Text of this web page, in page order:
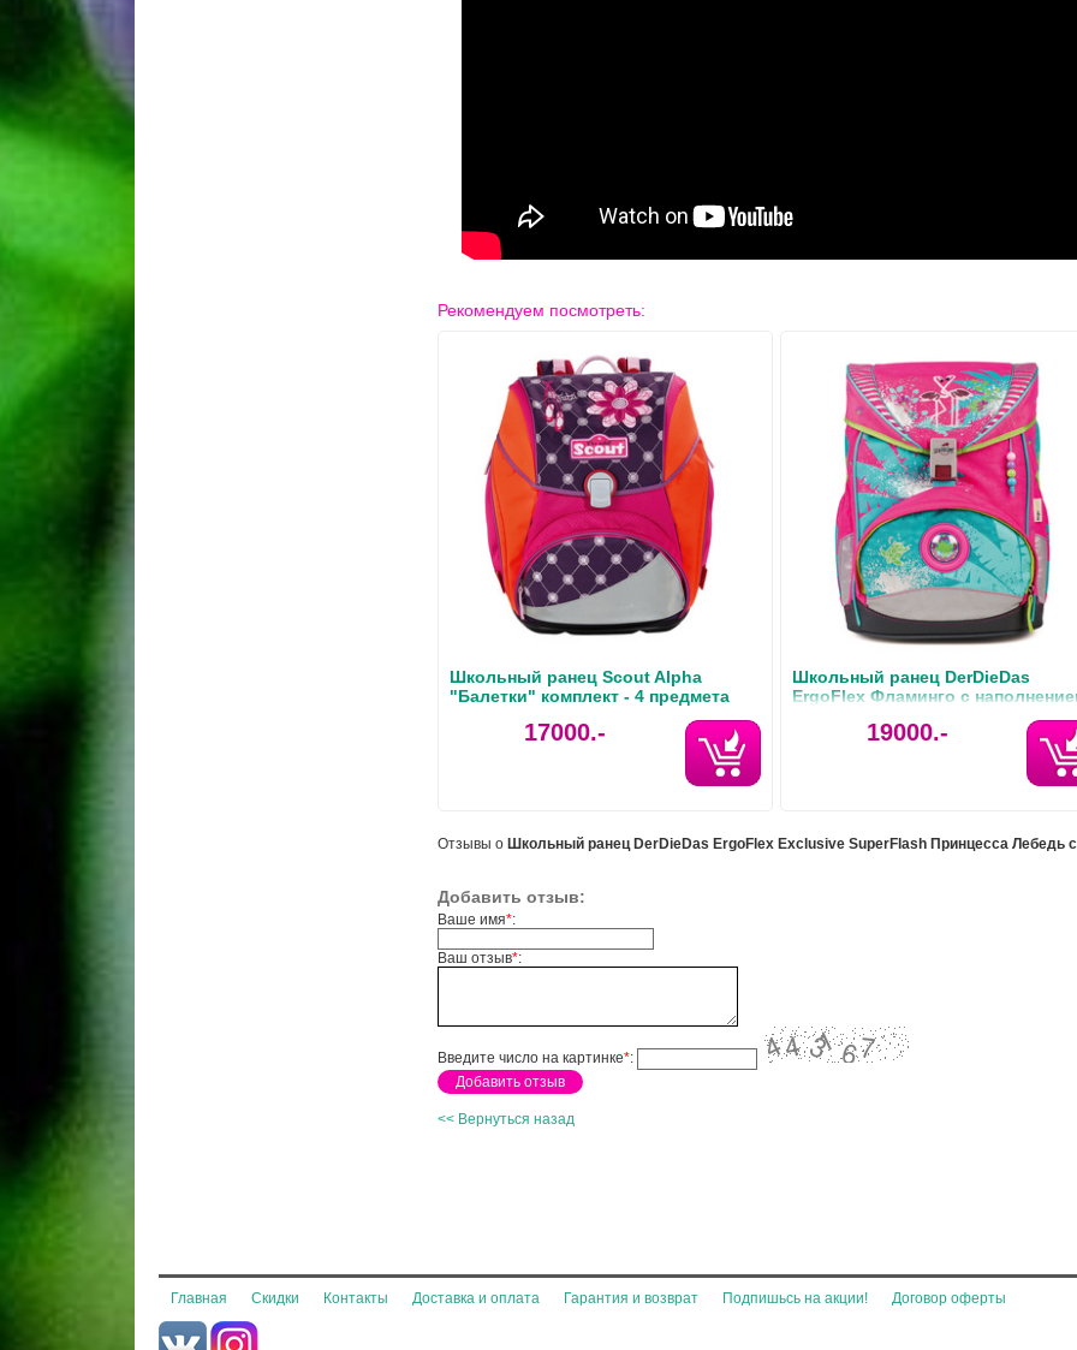
Рекомендуем посмотреть:
Школьный ранец Scout Alpha
"Балетки" комплект - 4 предмета
17000.-
Школьный ранец DerDieDas
ErgoFlex Фламинго с
19000.-
Отзывы о Школьный ранец DerDieDas ErgoFlex Exclusive SuperFlash Принцесса Лебедь
Добавить отзыв:
Ваше имя*:
Ваш отзыв*:
Введите число на картинке*:
<< Вернуться назад
Главная Скидки Контакты Доставка и оплата Гарантия и возврат Подпишьсь на акции! Договор оферты